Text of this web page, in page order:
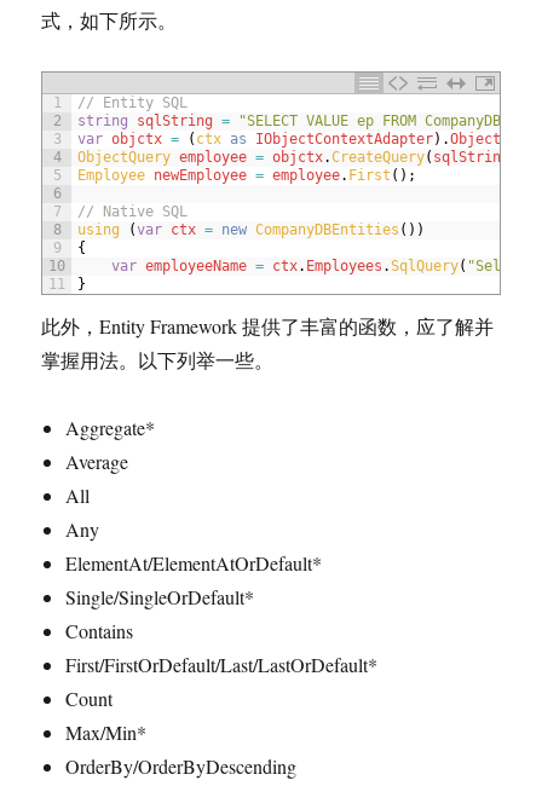
式，如下所示。
1
2
3
4
5
6
7
8
9
10
11
// Entity SQL
string
sqlString =
"SELECT VALUE ep FROM
var objctx = ( ctx as IObjectContextAdapter) .
ObjectQuery employee = objctx.CreateQuery( sqlString
Employee newEmployee = employee. First ( ) ;
// Native SQL
using
(var ctx = new CompanyDBEntities ( ) )
{
var employeeName = ctx. Employees .SqlQuery( "Select
}
此外，Entity Framework 提供了丰富的函数，应了解并
掌握用法。以下列举一些。
Aggregate*
Average
All
Any
ElementAt/ElementAtOrDefault*
Single/SingleOrDefault*
Contains
First/FirstOrDefault/Last/LastOrDefault*
Count
Max/Min*
OrderBy/OrderByDescending